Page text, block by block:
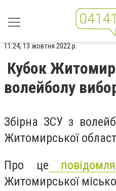
11:24, 13 жовтня 2022 р.
Кубок
волейболу
Збірна ЗСУ з
Житомирської
Про це
Житомирської